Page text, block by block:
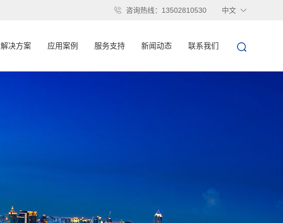
咨询热线：13502810530 中文
解决方案 应用案例 服务支持 新闻动态 联系我们